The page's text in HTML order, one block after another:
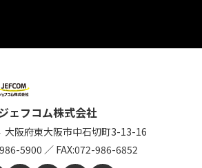
ェフコム株式会社
大阪府東大阪市中石切町3-13-16
5900 ／ FAX:072-986-6852